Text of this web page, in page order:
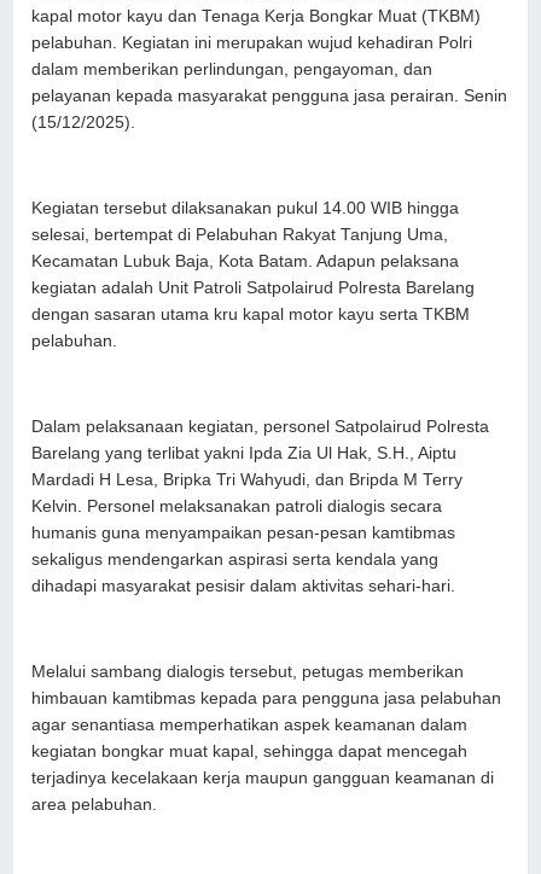
kapal motor kayu dan Tenaga Kerja Bongkar Muat (TKBM)
pelabuhan. Kegiatan ini merupakan wujud kehadiran Polri
dalam memberikan perlindungan, pengayoman, dan
pelayanan kepada masyarakat pengguna jasa perairan. Senin
(15/12/2025).
Kegiatan tersebut dilaksanakan pukul 14.00 WIB hingga
selesai, bertempat di Pelabuhan Rakyat Tanjung Uma,
Kecamatan Lubuk Baja, Kota Batam. Adapun pelaksana
kegiatan adalah Unit Patroli Satpolairud Polresta Barelang
dengan sasaran utama kru kapal motor kayu serta TKBM
pelabuhan.
Dalam pelaksanaan kegiatan, personel Satpolairud Polresta
Barelang yang terlibat yakni Ipda Zia Ul Hak, S.H., Aiptu
Mardadi H Lesa, Bripka Tri Wahyudi, dan Bripda M Terry
Kelvin. Personel melaksanakan patroli dialogis secara
humanis guna menyampaikan pesan-pesan kamtibmas
sekaligus mendengarkan aspirasi serta kendala yang
dihadapi masyarakat pesisir dalam aktivitas sehari-hari.
Melalui sambang dialogis tersebut, petugas memberikan
himbauan kamtibmas kepada para pengguna jasa pelabuhan
agar senantiasa memperhatikan aspek keamanan dalam
kegiatan bongkar muat kapal, sehingga dapat mencegah
terjadinya kecelakaan kerja maupun gangguan keamanan di
area pelabuhan.